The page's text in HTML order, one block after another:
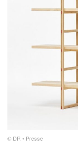
© DR • Presse